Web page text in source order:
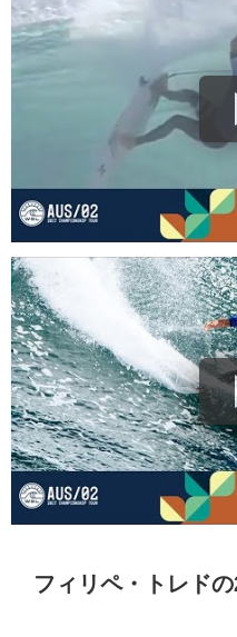
フィリペ・トレド